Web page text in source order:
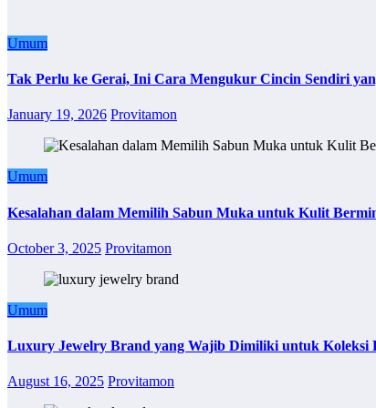
Umum
Tak Perlu ke Gerai, Ini Cara Mengukur Cincin Sendiri
January 19, 2026 Provitamon
Umum
Kesalahan dalam Memilih Sabun Muka untuk Kulit
October 3, 2025 Provitamon
Umum
Luxury Jewelry Brand yang Wajib Dimiliki untuk Koleksi
August 16, 2025 Provitamon